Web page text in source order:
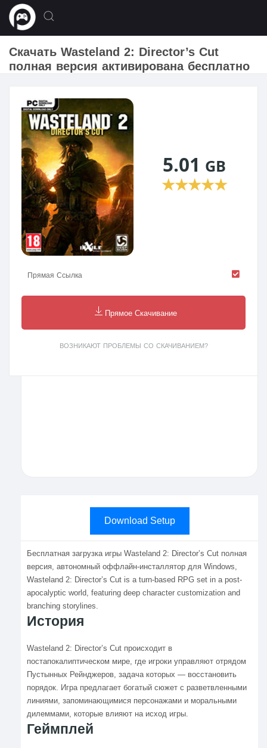
Скачать Wasteland 2: Director’s Cut
полная версия активирована бесплатно
Download Setup
Бесплатная загрузка игры Wasteland 2: Director’s Cut полная
версия, автономный оффлайн-инсталлятор для Windows,
Wasteland 2: Director’s Cut is a turn-based RPG set in a post-
apocalyptic world, featuring deep character customization and
branching storylines.
История
Wasteland 2: Director’s Cut происходит в
постапокалиптическом мире, где игроки управляют отрядом
Пустынных Рейнджеров, задача которых — восстановить
порядок. Игра предлагает богатый сюжет с разветвленными
линиями, запоминающимися персонажами и моральными
дилеммами, которые влияют на исход игры.
Геймплей
5.01 GB
★★★★★
Прямая Ссылка
Прямое Скачивание
ВОЗНИКАЮТ ПРОБЛЕМЫ СО СКАЧИВАНИЕМ?